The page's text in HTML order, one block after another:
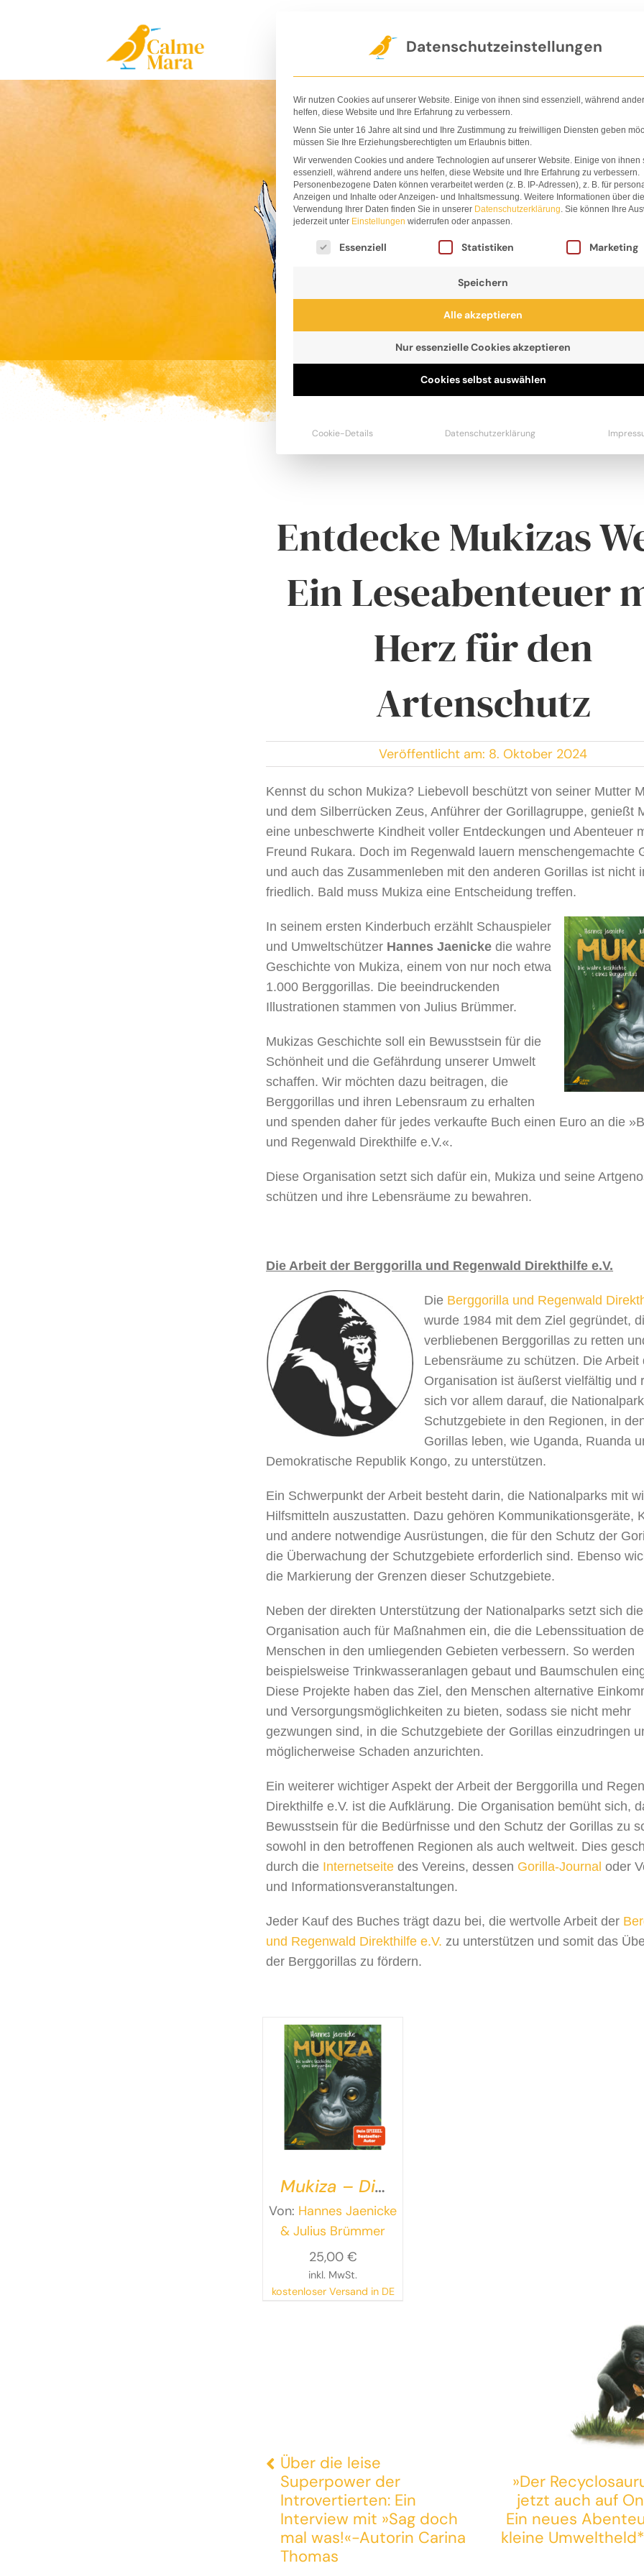
Der Verlag Shop Nachhaltigkeit
Bos
Lesestoff aus der
Entdecke Mukizas
Ein Leseabenteuer
Herz für den
Artenschutz
Veröffentlicht am: 8. Oktober 2024
Kennst du schon Mukiza? Liebevoll beschützt von seiner Mutter
und dem Silberrücken Zeus, Anführer der Gorillagruppe, genießt
eine unbeschwerte Kindheit voller Entdeckungen und Abenteuer
Freund Rukara. Doch im Regenwald lauern menschengemachte
und auch das Zusammenleben mit den anderen Gorillas ist nicht
friedlich. Bald muss Mukiza eine Entscheidung treffen.
In seinem ersten Kinderbuch erzählt Schauspieler
und Umweltschützer Hannes Jaenicke die wahre
Geschichte von Mukiza, einem von nur noch etwa
1.000 Berggorillas. Die beeindruckenden
Illustrationen stammen von Julius Brümmer.
Mukizas Geschichte soll ein Bewusstsein für die
Schönheit und die Gefährdung unserer Umwelt
schaffen. Wir möchten dazu beitragen, die
Berggorillas und ihren Lebensraum zu erhalten
und spenden daher für jedes verkaufte Buch einen Euro an die
und Regenwald Direkthilfe e.V.«.
Diese Organisation setzt sich dafür ein, Mukiza und seine
schützen und ihre Lebensräume zu bewahren.
Die Arbeit der Berggorilla und Regenwald Direkthilfe e.V.
Die Berggorilla und Regenwald
wurde 1984 mit dem Ziel gegründet,
verbliebenen Berggorillas zu retten
Lebensräume zu schützen. Die Arbeit
Organisation ist äußerst vielfältig und
sich vor allem darauf, die
Schutzgebiete in den Regionen, in
Gorillas leben, wie Uganda, Ruanda
Demokratische Republik Kongo, zu unterstützen.
Ein Schwerpunkt der Arbeit besteht darin, die Nationalparks mit
Hilfsmitteln auszustatten. Dazu gehören Kommunikationsgeräte,
und andere notwendige Ausrüstungen, die für den Schutz der
die Überwachung der Schutzgebiete erforderlich sind. Ebenso
die Markierung der Grenzen dieser Schutzgebiete.
Neben der direkten Unterstützung der Nationalparks setzt sich die
Organisation auch für Maßnahmen ein, die die Lebenssituation
Menschen in den umliegenden Gebieten verbessern. So werden
beispielsweise Trinkwasseranlagen gebaut und Baumschulen
Diese Projekte haben das Ziel, den Menschen alternative
und Versorgungsmöglichkeiten zu bieten, sodass sie nicht mehr
gezwungen sind, in die Schutzgebiete der Gorillas einzudringen
möglicherweise Schaden anzurichten.
Ein weiterer wichtiger Aspekt der Arbeit der Berggorilla und
Direkthilfe e.V. ist die Aufklärung. Die Organisation bemüht sich,
Bewusstsein für die Bedürfnisse und den Schutz der Gorillas zu
sowohl in den betroffenen Regionen als auch weltweit. Dies
durch die Internetseite des Vereins, dessen Gorilla-Journal oder
und Informationsveranstaltungen.
Jeder Kauf des Buches trägt dazu bei, die wertvolle Arbeit der
und Regenwald Direkthilfe e.V. zu unterstützen und somit das
der Berggorillas zu fördern.
Mukiza – Die
wahre
Geschichte
eines
Berggorillas
Von: Hannes Jaenicke
& Julius Brümmer
25,00 €
inkl. MwSt.
kostenloser Versand in DE
Über die leise
Superpower der
Introvertierten: Ein
Interview mit »Sag doch
mal was!«-Autorin Carina
Thomas
»Der
jetzt auch auf
Ein neues
kleine
Datenschutzeinstellungen
Wir nutzen Cookies auf unserer Website. Einige von ihnen sind essenziell, während
helfen, diese Website und Ihre Erfahrung zu verbessern.
Wenn Sie unter 16 Jahre alt sind und Ihre Zustimmung zu freiwilligen Diensten geben
müssen Sie Ihre Erziehungsberechtigten um Erlaubnis bitten.
Wir verwenden Cookies und andere Technologien auf unserer Website. Einige von ihnen
essenziell, während andere uns helfen, diese Website und Ihre Erfahrung zu verbessern.
Personenbezogene Daten können verarbeitet werden (z. B. IP-Adressen), z. B. für
Anzeigen und Inhalte oder Anzeigen- und Inhaltsmessung. Weitere Informationen über die
Verwendung Ihrer Daten finden Sie in unserer Datenschutzerklärung. Sie können Ihre
jederzeit unter Einstellungen widerrufen oder anpassen.
Es folgt eine Liste der Service-Gruppen, für die eine
Essenziell Statistiken Marketing
Speichern
Alle akzeptieren
Nur essenzielle Cookies akzeptieren
Cookies selbst auswählen
Cookie-Details Datenschutzerklärung